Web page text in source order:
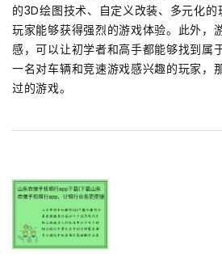
的3D绘图技术、自定义改装、多元化
玩家能够获得强烈的游戏体验。此外，
感，可以让初学者和高手都能够找到属
一名对车辆和竞速游戏感兴趣的玩家，
过的游戏。